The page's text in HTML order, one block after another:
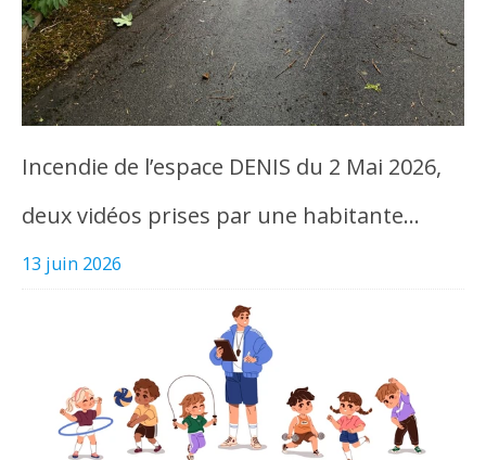
Incendie de l’espace DENIS du 2 Mai 2026,
deux vidéos prises par une habitante…
13 juin 2026